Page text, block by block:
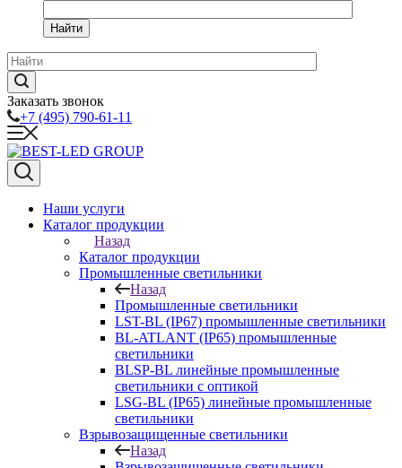
Найти
Заказать звонок
+7 (495) 790-61-11
Наши услуги
Каталог продукции
Назад
Каталог продукции
Промышленные светильники
Назад
Промышленные светильники
LST-BL (IP67) промышленные светильники
BL-ATLANT (IP65) промышленные
светильники
BLSP-BL линейные промышленные
светильники с оптикой
LSG-BL (IP65) линейные промышленные
светильники
Взрывозащищенные светильники
Назад